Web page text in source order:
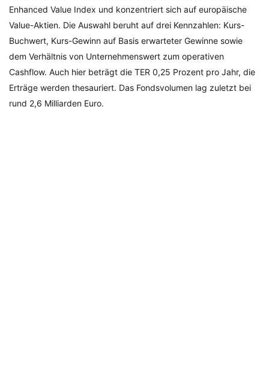
Enhanced Value Index und konzentriert sich auf europäische
Value-Aktien. Die Auswahl beruht auf drei Kennzahlen: Kurs-
Buchwert, Kurs-Gewinn auf Basis erwarteter Gewinne sowie
dem Verhältnis von Unternehmenswert zum operativen
Cashflow. Auch hier beträgt die TER 0,25 Prozent pro Jahr, die
Erträge werden thesauriert. Das Fondsvolumen lag zuletzt bei
rund 2,6 Milliarden Euro.